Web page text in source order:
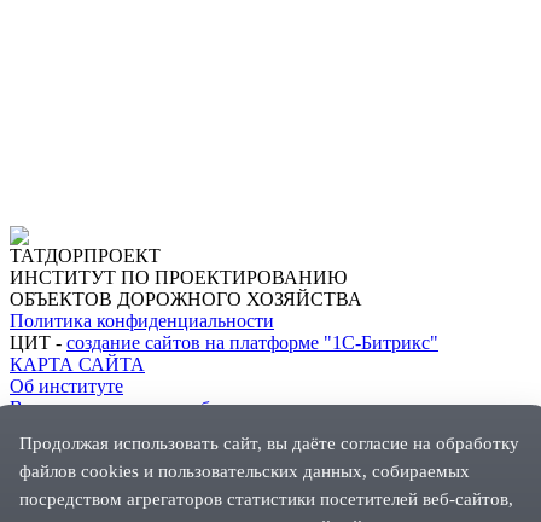
ТАТДОРПРОЕКТ
ИНСТИТУТ ПО ПРОЕКТИРОВАНИЮ
ОБЪЕКТОВ ДОРОЖНОГО ХОЗЯЙСТВА
Политика конфиденциальности
ЦИТ - создание сайтов на платформе "1С-Битрикс"
КАРТА САЙТА
Об институте
Виды выполняемых работ
Проекты
Новости
Руководство
Продолжая использовать сайт, вы даёте согласие на обработку
файлов cookies и пользовательских данных, собираемых
посредством агрегаторов статистики посетителей веб-сайтов,